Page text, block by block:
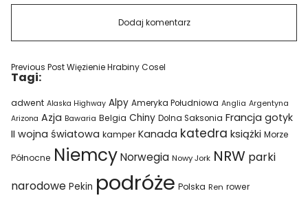
Previous PostWięzienie Hrabiny Cosel
Tagi:
adwent Alaska Highway Alpy Ameryka Południowa Anglia Argentyna
Arizona Azja Bawaria Belgia Chiny Dolna Saksonia Francja gotyk
II wojna światowa kamper Kanada katedra książki Morze
Północne Niemcy Norwegia Nowy Jork NRW parki
narodowe Pekin podróże Polska Ren rower